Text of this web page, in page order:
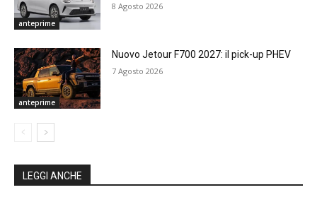
anteprime
8 Agosto 2026
anteprime
Nuovo Jetour F700 2027: il pick-up PHEV
7 Agosto 2026
LEGGI ANCHE